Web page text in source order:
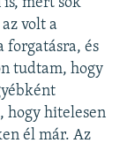
mert sok
volt a
forgatásra, és
tudtam, hogy
hogy hitelesen
él már. Az